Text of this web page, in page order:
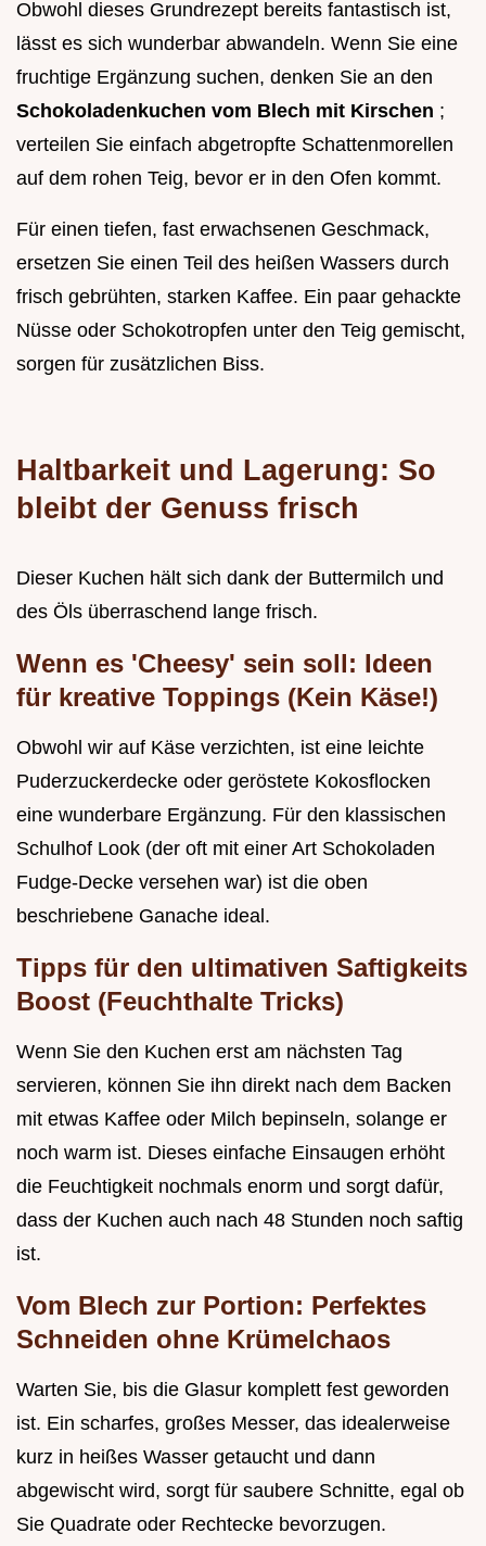
Obwohl dieses Grundrezept bereits fantastisch ist,
lässt es sich wunderbar abwandeln. Wenn Sie eine
fruchtige Ergänzung suchen, denken Sie an den
Schokoladenkuchen vom Blech mit Kirschen ;
verteilen Sie einfach abgetropfte Schattenmorellen
auf dem rohen Teig, bevor er in den Ofen kommt.
Für einen tiefen, fast erwachsenen Geschmack,
ersetzen Sie einen Teil des heißen Wassers durch
frisch gebrühten, starken Kaffee. Ein paar gehackte
Nüsse oder Schokotropfen unter den Teig gemischt,
sorgen für zusätzlichen Biss.
Haltbarkeit und Lagerung: So
bleibt der Genuss frisch
Dieser Kuchen hält sich dank der Buttermilch und
des Öls überraschend lange frisch.
Wenn es 'Cheesy' sein soll: Ideen
für kreative Toppings (Kein Käse!)
Obwohl wir auf Käse verzichten, ist eine leichte
Puderzuckerdecke oder geröstete Kokosflocken
eine wunderbare Ergänzung. Für den klassischen
Schulhof Look (der oft mit einer Art Schokoladen
Fudge-Decke versehen war) ist die oben
beschriebene Ganache ideal.
Tipps für den ultimativen Saftigkeits
Boost (Feuchthalte Tricks)
Wenn Sie den Kuchen erst am nächsten Tag
servieren, können Sie ihn direkt nach dem Backen
mit etwas Kaffee oder Milch bepinseln, solange er
noch warm ist. Dieses einfache Einsaugen erhöht
die Feuchtigkeit nochmals enorm und sorgt dafür,
dass der Kuchen auch nach 48 Stunden noch saftig
ist.
Vom Blech zur Portion: Perfektes
Schneiden ohne Krümelchaos
Warten Sie, bis die Glasur komplett fest geworden
ist. Ein scharfes, großes Messer, das idealerweise
kurz in heißes Wasser getaucht und dann
abgewischt wird, sorgt für saubere Schnitte, egal ob
Sie Quadrate oder Rechtecke bevorzugen.